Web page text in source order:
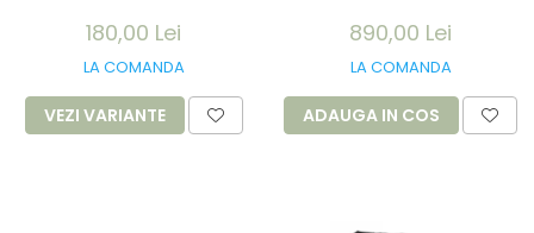
- 12 m lungime -
culoare alb
180,00 Lei
LA COMANDA
VEZI VARIANTE
TEAK 200x57x34 cm
- pliabil cu roti
890,00 Lei
LA COMANDA
ADAUGA IN COS